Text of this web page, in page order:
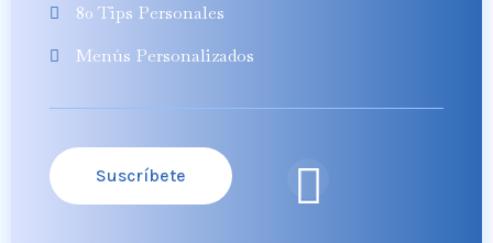
80 Tips Personales
Menús Personalizados
Suscríbete